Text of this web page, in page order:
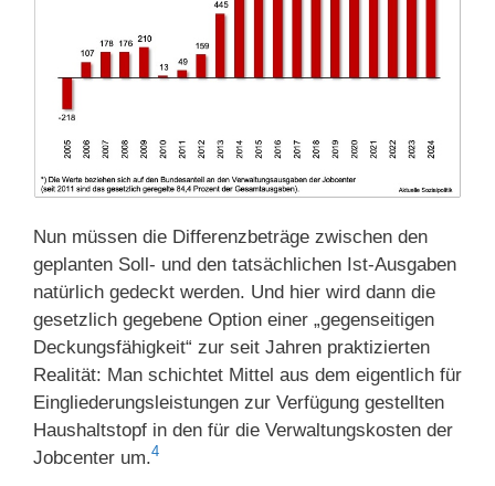
Nun müssen die Differenzbeträge zwischen den
geplanten Soll- und den tatsächlichen Ist-Ausgaben
natürlich gedeckt werden. Und hier wird dann die
gesetzlich gegebene Option einer „gegenseitigen
Deckungsfähigkeit“ zur seit Jahren praktizierten
Realität: Man schichtet Mittel aus dem eigentlich für
Eingliederungsleistungen zur Verfügung gestellten
Haushaltstopf in den für die Verwaltungskosten der
Jobcenter um.4